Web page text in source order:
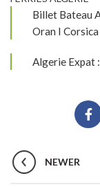
Billet Bateau
Oran I Corsica
Algerie Expat
NEWER